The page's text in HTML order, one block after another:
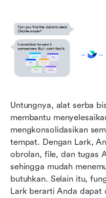
Untungnya, alat serba
membantu
mengkonsolidasikan
tempat. Dengan Lark,
obrolan, file, dan tugas
sehingga mudah
butuhkan. Selain itu,
Lark berarti Anda dapat